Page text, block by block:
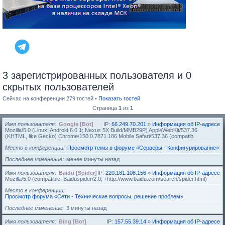
3 зарегистрированных пользователя и 0
скрытых пользователей
Сейчас на конференции 279 гостей • Показать гостей
Страница 1 из 1
Имя пользователя Google [Bot] IP: 66.249.70.201 » Информация об IP-адресе
Mozilla/5.0 (Linux; Android 6.0.1; Nexus 5X Build/MMB29P) AppleWebKit/537.36
(KHTML, like Gecko) Chrome/150.0.7871.186 Mobile Safari/537.36 (compatib
Место в конференции
Просмотр темы в форуме «Серверы - Конфигурирование»
Последнее изменение
менее минуты назад
Имя пользователя Baidu [Spider] IP: 220.181.108.156 » Информация об IP-адресе
Mozilla/5.0 (compatible; Baiduspider/2.0; +http://www.baidu.com/search/spider.html)
Место в конференции
Просмотр форума «Сети - Технические вопросы, решение проблем»
Последнее изменение
3 минуты назад
Имя пользователя Bing [Bot] IP: 157.55.39.14 » Информация об IP-адресе